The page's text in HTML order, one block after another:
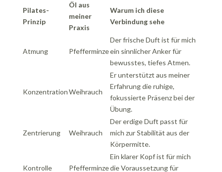
Pilates-
Prinzip
Öl aus
meiner
Praxis
Warum ich diese
Verbindung sehe
Atmung Pfefferminze
Der frische Duft ist für mich
ein sinnlicher Anker für
bewusstes, tiefes Atmen.
KonzentrationWeihrauch
Er unterstützt aus meiner
Erfahrung die ruhige,
fokussierte Präsenz bei der
Übung.
Zentrierung Weihrauch
Der erdige Duft passt für
mich zur Stabilität aus der
Körpermitte.
Kontrolle Pfefferminze
Ein klarer Kopf ist für mich
die Voraussetzung für